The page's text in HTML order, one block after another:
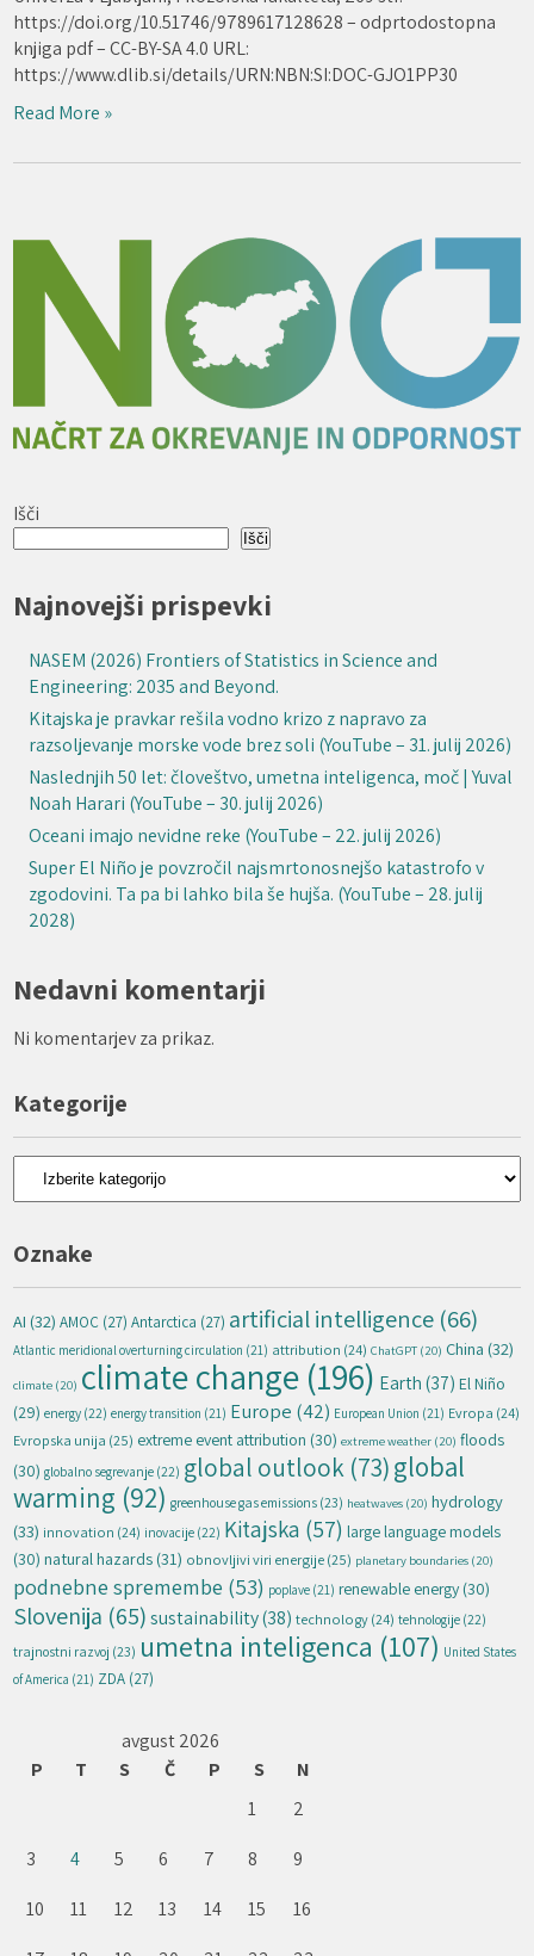
https://doi.org/10.51746/9789617128628 – odprtodostopna
knjiga pdf – CC-BY-SA 4.0 URL:
https://www.dlib.si/details/URN:NBN:SI:DOC-GJO1PP30
Read More »
Išči
Išči
Najnovejši prispevki
NASEM (2026) Frontiers of Statistics in Science and
Engineering: 2035 and Beyond.
Kitajska je pravkar rešila vodno krizo z napravo za
razsoljevanje morske vode brez soli (YouTube – 31. julij 2026)
Naslednjih 50 let: človeštvo, umetna inteligenca, moč | Yuval
Noah Harari (YouTube – 30. julij 2026)
Oceani imajo nevidne reke (YouTube – 22. julij 2026)
Super El Niño je povzročil najsmrtonosnejšo katastrofo v
zgodovini. Ta pa bi lahko bila še hujša. (YouTube – 28. julij
2028)
Nedavni komentarji
Ni komentarjev za prikaz.
Kategorije
Kategorije
Oznake
AI (32) AMOC (27) Antarctica (27) artificial intelligence (66)
Atlantic meridional overturning circulation (21) attribution (24) ChatGPT (20) China (32)
climate (20) climate change (196) Earth (37) El Niño
(29) energy (22) energy transition (21) Europe (42) European Union (21) Evropa (24)
Evropska unija (25) extreme event attribution (30) extreme weather (20) floods
(30) globalno segrevanje (22) global outlook (73)global
warming (92) greenhouse gas emissions (23) heatwaves (20) hydrology
(33) innovation (24) inovacije (22) Kitajska (57) large language models
(30) natural hazards (31) obnovljivi viri energije(25) planetary boundaries (20)
podnebne spremembe (53) poplave (21) renewable energy (30)
Slovenija (65) sustainability(38) technology(24) tehnologije (22)
trajnostni razvoj (23) umetna inteligenca (107) United States
of America (21) ZDA (27)
avgust 2026
P
T S Č P S
N
1
2
3
4 5 6 7 8
9
10
11 12 13 14 15
16